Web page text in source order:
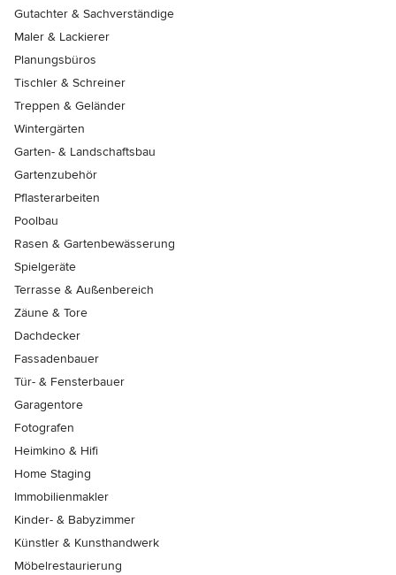
Gutachter & Sachverständige
Maler & Lackierer
Planungsbüros
Tischler & Schreiner
Treppen & Geländer
Wintergärten
Garten- & Landschaftsbau
Gartenzubehör
Pflasterarbeiten
Poolbau
Rasen & Gartenbewässerung
Spielgeräte
Terrasse & Außenbereich
Zäune & Tore
Dachdecker
Fassadenbauer
Tür- & Fensterbauer
Garagentore
Fotografen
Heimkino & Hifi
Home Staging
Immobilienmakler
Kinder- & Babyzimmer
Künstler & Kunsthandwerk
Möbelrestaurierung